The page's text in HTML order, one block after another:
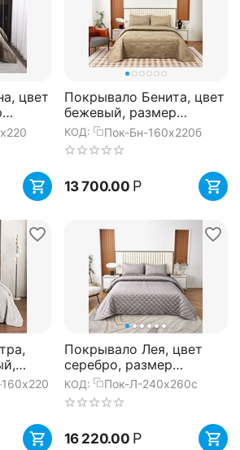
цвет
Покрывало Бенита, цвет
бежевый, размер
160х220, Sofi de Marko
КОД: Пок-Бн-160х220б
13 700.00 Р
de
Покрывало Лея, цвет
серебро, размер
240x260, Sofi de Marko
КОД: Пок-Л-240х260с
16 220.00 Р